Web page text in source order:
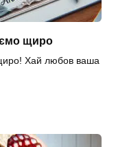
щиро
Хай любов ваша